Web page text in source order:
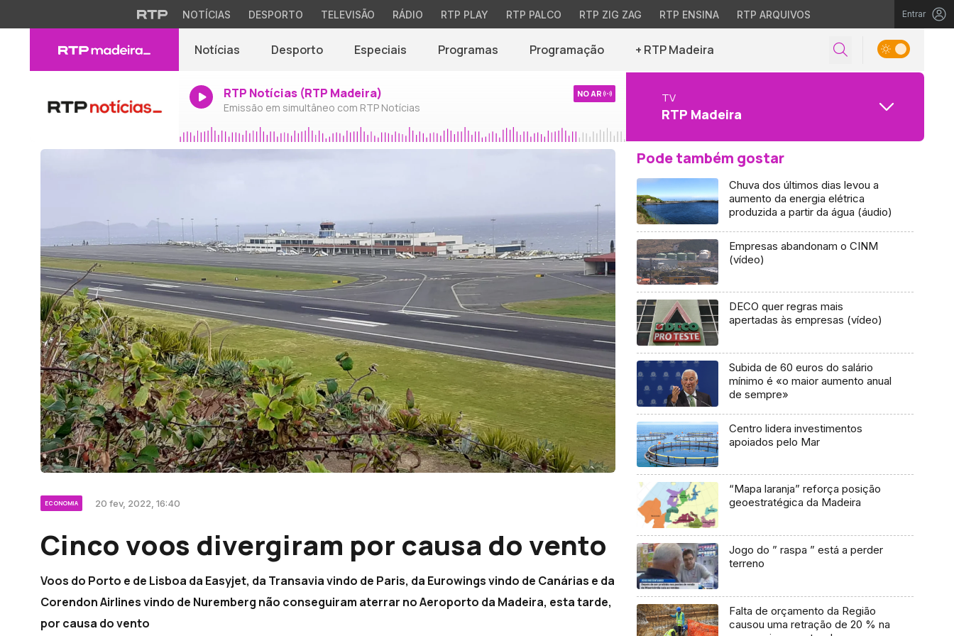
NOTÍCIAS DESPORTO TELEVISÃO RÁDIO RTP PLAY RTP PALCO RTP ZIG ZAG RTP ENSINA RTP ARQUIVOS Entrar
Notícias Desporto Especiais Programas Programação + RTP Madeira
RTP Notícias (RTP Madeira)
Emissão em simultâneo com RTP Notícias
NO AR TV
RTP Madeira
ECONOMIA 20 fev, 2022, 16:40
Cinco voos divergiram por causa do vento
Voos do Porto e de Lisboa da Easyjet, da Transavia vindo de Paris, da Eurowings vindo de Canárias e da
Corendon Airlines vindo de Nuremberg não conseguiram aterrar no Aeroporto da Madeira, esta tarde,
por causa do vento
Pode também gostar
Chuva dos últimos dias levou a
aumento da energia elétrica
produzida a partir da água (áudio)
Empresas abandonam o CINM
(vídeo)
DECO quer regras mais
apertadas às empresas (vídeo)
Subida de 60 euros do salário
mínimo é «o maior aumento anual
de sempre»
Centro lidera investimentos
apoiados pelo Mar
“Mapa laranja” reforça posição
geoestratégica da Madeira
Jogo do ” raspa ” está a perder
terreno
Falta de orçamento da Região
causou uma retração de 20 % na